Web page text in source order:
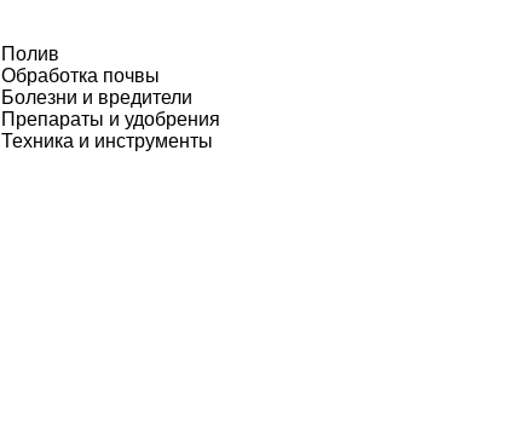
Полив
Обработка почвы
Болезни и вредители
Препараты и удобрения
Техника и инструменты